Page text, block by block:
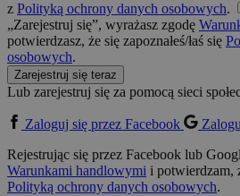
z Polityką ochrony danych osobowych.
„Zarejestruj się”, wyrażasz zgodę
potwierdzasz, że się zapoznałeś/łaś się
osobowych.
Zarejestruj się teraz
Lub zarejestruj się za pomocą sieci
Zaloguj się przez Facebook
Rejestrując się przez Facebook lub
Warunkami handlowymi i potwierdzam,
Polityką ochrony danych osobowych.